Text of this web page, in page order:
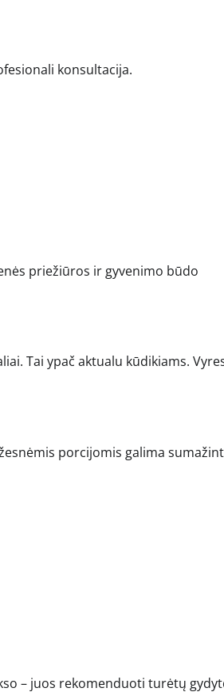
konsultacija.
priežiūros ir gyvenimo būdo
Tai ypač aktualu kūdikiams.
porcijomis galima
– juos rekomenduoti turėtų